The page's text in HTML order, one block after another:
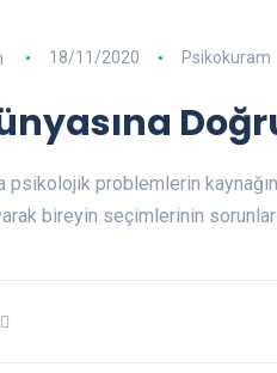
18/11/2020 Psikokuram
psikolojik problemlerin
bireyin seçimlerinin